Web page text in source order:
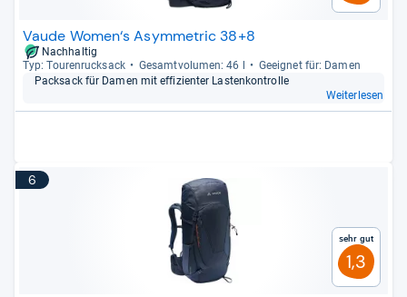
Vaude Women‘s Asymmetric 38+8
Nachhaltig
Typ: Tou­ren­ruck­sack
Gesamt­vo­lu­men: 46 l
Geeig­net für: Damen
Pack­sack für Damen mit effi­zi­en­ter Las­ten­kon­trolle
Weiterlesen
6
Sehr gut
1,3